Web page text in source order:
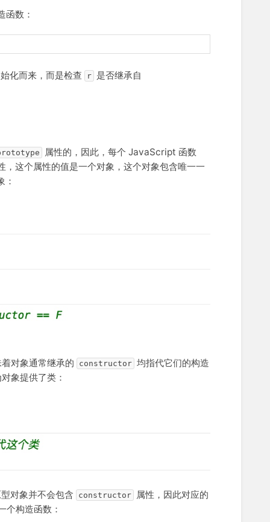
函数：
化而来，而是检查 r 是否继承自
属性的，因此，每个 JavaScript 函数
，这个属性的值是一个对象，这个对象包含唯一一
对象通常继承的 constructor 均指代它们的构造
象提供了类：
对象并不会包含 constructor
属性，因此对应的
个构造函数：